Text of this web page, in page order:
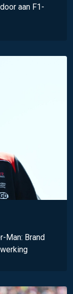
aan F1-
Man: Brand